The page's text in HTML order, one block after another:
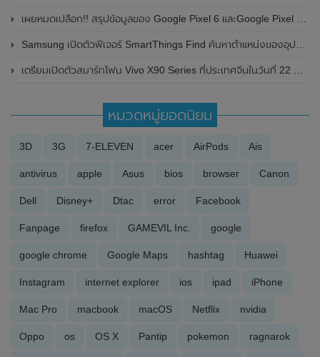
เผยหมดเปลือก!! สรุปข้อมูลของ Google Pixel 6 และGoogle Pixel 6 Pro ทั้งดีไซน์ , รายละเอียดสเปกที่สำคัญ และกำหนดการเปิดตัว
Samsung เปิดตัวฟีเจอร์ SmartThings Find ค้นหาตำแหน่งของอุปกรณ์ที่หายได้ง่ายๆ สะดวก และรวดเร็ว
เตรียมเปิดตัวสมาร์ทโฟน Vivo X90 Series ที่ประเทศจีนในวันที่ 22 พฤศจิกายน 2022 นี้ พร้อมเผยรายละเอียดสเปก
หมวดหมู่ยอดนิยม
3D 3G 7-ELEVEN acer AirPods Ais
antivirus apple Asus bios browser Canon
Dell Disney+ Dtac error Facebook
Fanpage firefox GAMEVIL Inc. google
google chrome Google Maps hashtag Huawei
Instagram internet explorer ios ipad iPhone
Mac Pro macbook macOS Netflix nvidia
Oppo os OS X Pantip pokemon ragnarok